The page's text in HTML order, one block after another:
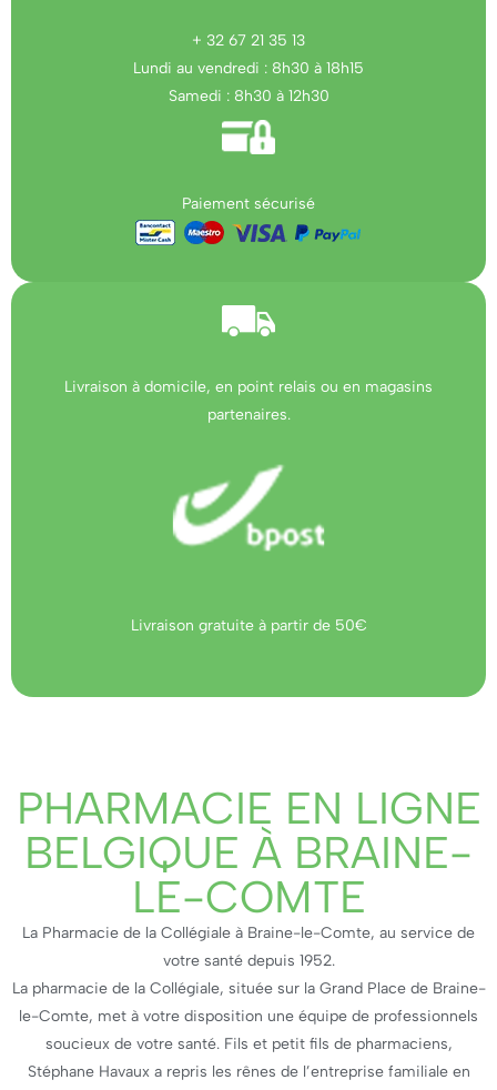
+ 32 67 21 35 13
Lundi au vendredi : 8h30 à 18h15
Samedi : 8h30 à 12h30
Paiement sécurisé
Livraison à domicile, en point relais ou en magasins
partenaires.
Livraison gratuite à partir de 50€
PHARMACIE EN LIGNE
BELGIQUE À BRAINE-
LE-COMTE
La Pharmacie de la Collégiale à Braine-le-Comte, au service de
votre santé depuis 1952.
La pharmacie de la Collégiale, située sur la Grand Place de Braine-
le-Comte, met à votre disposition une équipe de professionnels
soucieux de votre santé. Fils et petit fils de pharmaciens,
Stéphane Havaux a repris les rênes de l’entreprise familiale en